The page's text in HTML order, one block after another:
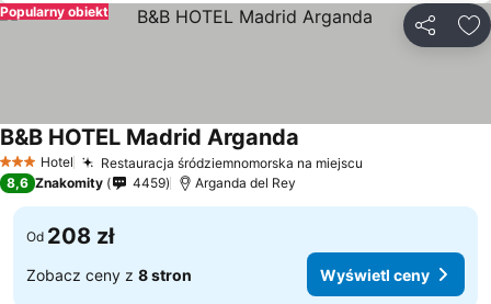
Popularny obiekt
3 Kategoria
Hotel Restauracja śródziemnomorska na miejscu
B&B HOTEL Madrid Arganda
8,6 Znakomity 4459 Arganda del Rey
Od 208 zł
Zobacz ceny z 8 stron Wyświetl ceny